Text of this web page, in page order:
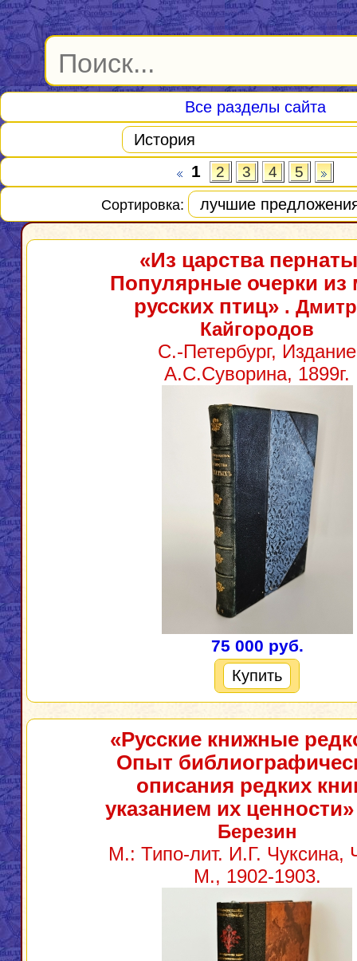
Все разделы сайта
1 2 3 4 5
Сортировка:
«Из царства
Популярные очерки из
русских птиц».
Кайгородов
С.-Петербург, Издание
А.С.Суворина, 1899г.
75 000 руб.
Купить
«Русские книжные
Опыт
описания редких
указанием их ценности»
Березин
М.: Типо-лит. И.Г. Чуксина,
М., 1902-1903.